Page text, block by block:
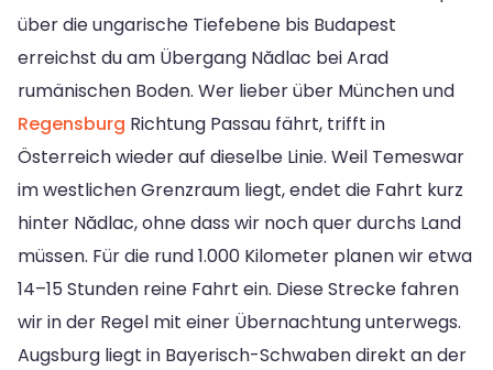
über die ungarische Tiefebene bis Budapest
erreichst du am Übergang Nădlac bei Arad
rumänischen Boden. Wer lieber über München und
Regensburg Richtung Passau fährt, trifft in
Österreich wieder auf dieselbe Linie. Weil Temeswar
im westlichen Grenzraum liegt, endet die Fahrt kurz
hinter Nădlac, ohne dass wir noch quer durchs Land
müssen. Für die rund 1.000 Kilometer planen wir etwa
14–15 Stunden reine Fahrt ein. Diese Strecke fahren
wir in der Regel mit einer Übernachtung unterwegs.
Augsburg liegt in Bayerisch-Schwaben direkt an der